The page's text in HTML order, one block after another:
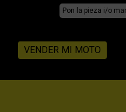
Search:
VENDER MI MOTO